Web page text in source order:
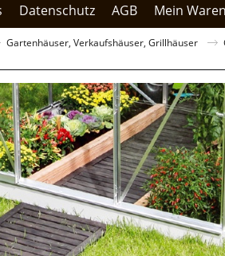
Datenschutz AGB Mein
Gartenhäuser, Verkaufshäuser, Grillhäuser